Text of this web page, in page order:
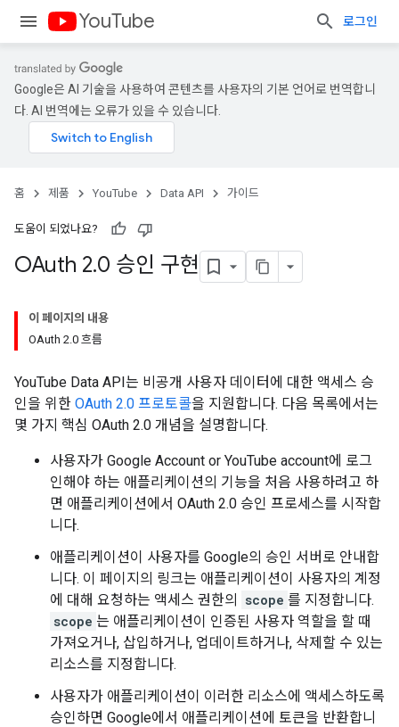
YouTube 로그인
Google은 AI 기술을 사용하여 콘텐츠를 사용자의 기본 언어로 번역합니
다. AI 번역에는 오류가 있을 수 있습니다.
홈 제품 YouTube Data API 가이드
도움이 되었나요?
OAuth 2.0 승인 구현
이 페이지의 내용
OAuth 2.0 흐름
YouTube Data API는 비공개 사용자 데이터에 대한 액세스 승
인을 위한 OAuth 2.0 프로토콜을 지원합니다. 다음 목록에서는
몇 가지 핵심 OAuth 2.0 개념을 설명합니다.
사용자가 Google Account or YouTube account에 로그
인해야 하는 애플리케이션의 기능을 처음 사용하려고 하
면 애플리케이션에서 OAuth 2.0 승인 프로세스를 시작합
니다.
애플리케이션이 사용자를 Google의 승인 서버로 안내합
니다. 이 페이지의 링크는 애플리케이션이 사용자의 계정
에 대해 요청하는 액세스 권한의
scope 를 지정합니다.
scope 는 애플리케이션이 인증된 사용자 역할을 할 때
가져오거나, 삽입하거나, 업데이트하거나, 삭제할 수 있는
리소스를 지정합니다.
사용자가 애플리케이션이 이러한 리소스에 액세스하도록
승인하면 Google에서 애플리케이션에 토큰을 반환합니